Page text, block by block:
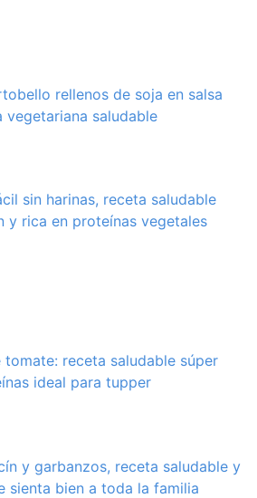
rellenos de soja en salsa
saludable
sin harinas, receta saludable
y rica en proteínas vegetales
tomate: receta saludable súper
ideal para tupper
y garbanzos, receta saludable y
sienta bien a toda la familia